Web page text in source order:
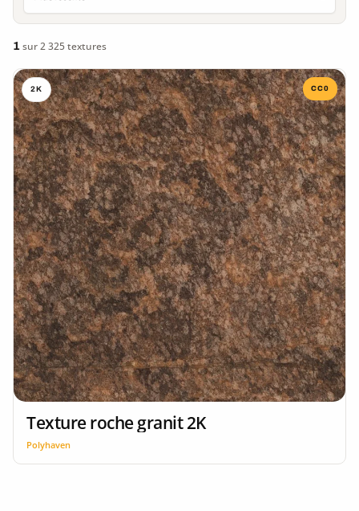
1 sur 2 325 textures
2K CC0
Texture roche granit 2K
Polyhaven